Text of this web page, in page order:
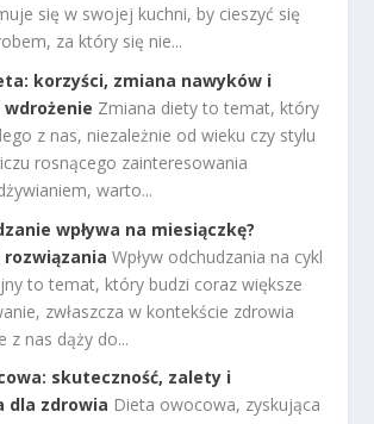
się w swojej kuchni, by cieszyć się
za który się nie...
korzyści, zmiana nawyków i
Zmiana diety to temat, który
z nas, niezależnie od wieku czy stylu
rosnącego zainteresowania
warto...
wpływa na miesiączkę?
Wpływ odchudzania na cykl
to temat, który budzi coraz większe
zwłaszcza w kontekście zdrowia
z nas dąży do...
skuteczność, zalety i
dla zdrowia Dieta owocowa, zyskująca